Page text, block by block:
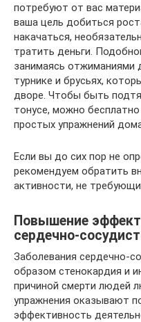
потребуют от вас
ваша цель добиться
накачаться,
тратить деньги.
занимаясь отжиманиями
турнике и брусьях,
дворе. Чтобы быть
тонусе, можно
простых упражнений
Если вы до сих пор не
рекомендуем обратить
активности, не
Повышение
сердечно-
Заболевания сердечно-
образом стенокардия и
причиной смерти людей
упражнения оказывают
эффективность